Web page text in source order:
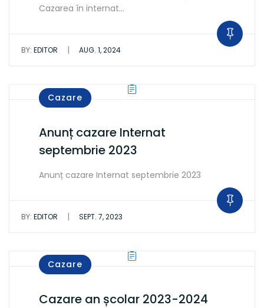
Cazarea în internat…
BY: EDITOR | AUG. 1, 2024
Cazare
Anunț cazare Internat
septembrie 2023
Anunț cazare Internat septembrie 2023
BY: EDITOR | SEPT. 7, 2023
Cazare
Cazare an școlar 2023-2024